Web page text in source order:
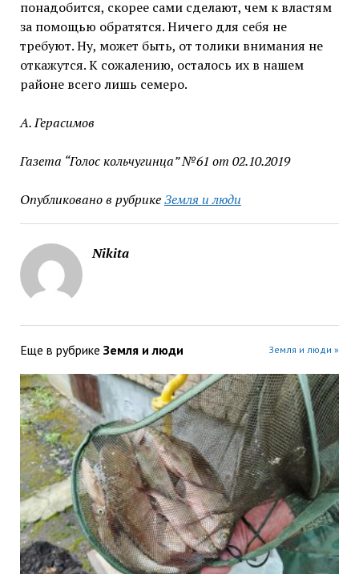
понадобится, скорее сами сделают, чем к властям
за помощью обратятся. Ничего для себя не
требуют. Ну, может быть, от толики внимания не
откажутся. К сожалению, осталось их в нашем
районе всего лишь семеро.
А. Герасимов
Газета “Голос кольчугинца” №61 от 02.10.2019
Опубликовано в рубрикеЗемля и люди
Nikita
Еще в рубрике Земля и люди Земля и люди »